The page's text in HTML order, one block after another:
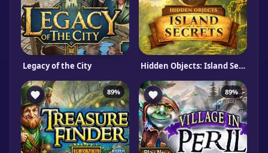
Legacy of the City Hidden Objects: Island Secrets
89% 89%